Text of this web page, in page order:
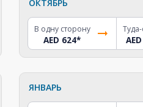
ОКТЯБРЬ
В одну сторону
AED 624*
ЯНВАРЬ